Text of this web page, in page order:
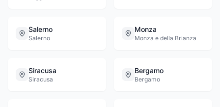
Salerno
Salerno
Monza
Monza e della Brianza
Siracusa
Siracusa
Bergamo
Bergamo